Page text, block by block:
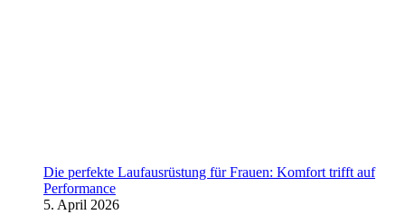
Die perfekte Laufausrüstung für Frauen: Komfort trifft auf
Performance
5. April 2026